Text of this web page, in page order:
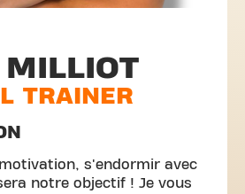
TRAINER
s'endormir avec
notre objectif ! Je vous